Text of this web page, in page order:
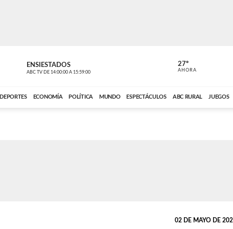
ENSIESTADOS
ABC TV DE 14:00:00 A 15:59:00 ABC CARDINAL
27º
AHORA
DEPORTES ECONOMÍA POLÍTICA MUNDO ESPECTÁCULOS ABC RURAL JUEGOS
02 DE MAYO DE